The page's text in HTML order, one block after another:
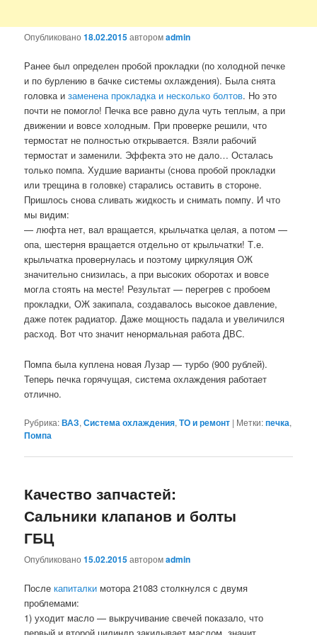
Опубликовано18.02.2015авторомadmin
Ранее был определен пробой прокладки (по холодной печке
и по бурлению в бачке системы охлаждения). Была снята
головка изаменена прокладка и несколько болтов. Но это
почти не помогло! Печка все равно дула чуть теплым, а при
движении и вовсе холодным. При проверке решили, что
термостат не полностью открывается. Взяли рабочий
термостат и заменили. Эффекта это не дало… Осталась
только помпа. Худшие варианты (снова пробой прокладки
или трещина в головке) старались оставить в стороне.
Пришлось снова сливать жидкость и снимать помпу. И что
мы видим:
— люфта нет, вал вращается, крыльчатка целая, а потом —
опа, шестерня вращается отдельно от крыльчатки! Т.е.
крыльчатка провернулась и поэтому циркуляция ОЖ
значительно снизилась, а при высоких оборотах и вовсе
могла стоять на месте! Результат — перегрев с пробоем
прокладки, ОЖ закипала, создавалось высокое давление,
даже потек радиатор. Даже мощность падала и увеличился
расход. Вот что значит ненормальная работа ДВС.
Помпа была куплена новая Лузар — турбо (900 рублей).
Теперь печка горячущая, система охлаждения работает
отлично.
Рубрика:ВАЗ,Система охлаждения,ТО и ремонт | Метки:печка,
Помпа
Качество запчастей:
Сальники клапанов и болты
ГБЦ
Опубликовано15.02.2015авторомadmin
Послекапиталки мотора 21083 столкнулся с двумя
проблемами:
1) уходит масло — выкручивание свечей показало, что